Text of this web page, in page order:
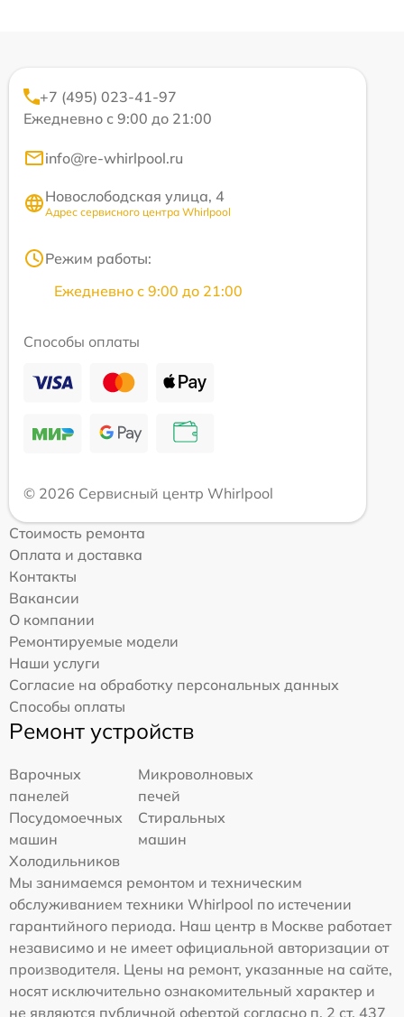
+7 (495) 023-41-97
Ежедневно с 9:00 до 21:00
info@re-whirlpool.ru
Новослободская улица, 4
Адрес сервисного центра Whirlpool
Режим работы:
Ежедневно с 9:00 до 21:00
Способы оплаты
© 2026 Сервисный центр Whirlpool
Стоимость ремонта
Оплата и доставка
Контакты
Вакансии
О компании
Ремонтируемые модели
Наши услуги
Согласие на обработку персональных данных
Способы оплаты
Ремонт устройств
Варочных
панелей
Микроволновых
печей
Посудомоечных
машин
Стиральных
машин
Холодильников
Мы занимаемся ремонтом и техническим
обслуживанием техники Whirlpool по истечении
гарантийного периода. Наш центр в Москве работает
независимо и не имеет официальной авторизации от
производителя. Цены на ремонт, указанные на сайте,
носят исключительно ознакомительный характер и
не являются публичной офертой согласно п. 2 ст. 437